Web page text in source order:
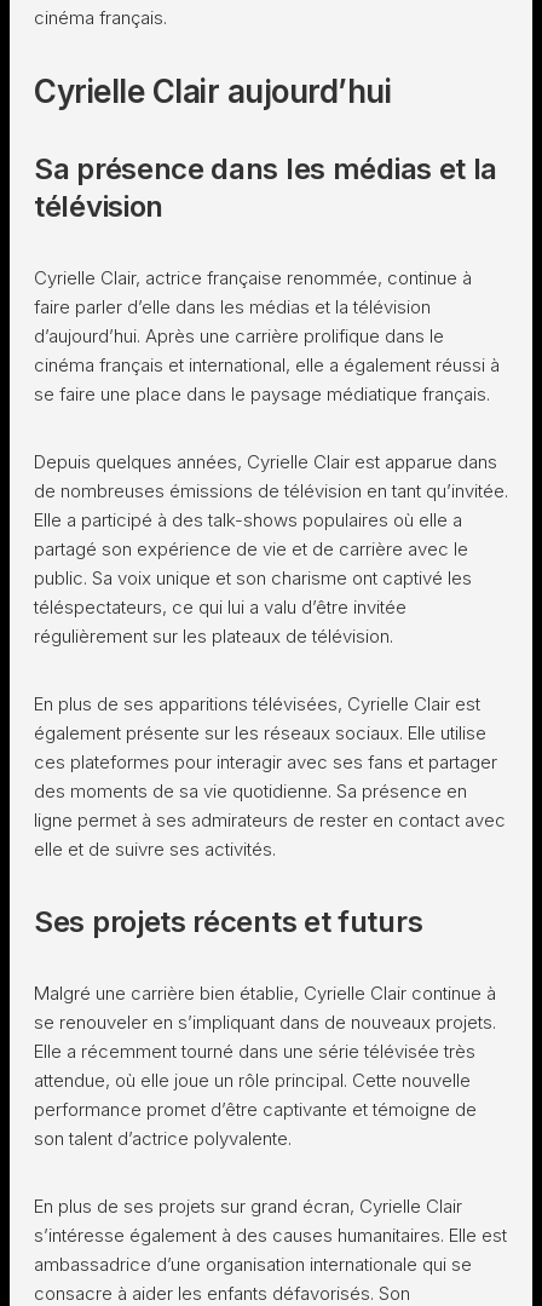
cinéma français.
Cyrielle Clair aujourd’hui
Sa présence dans les médias et la
télévision
Cyrielle Clair, actrice française renommée, continue à
faire parler d’elle dans les médias et la télévision
d’aujourd’hui. Après une carrière prolifique dans le
cinéma français et international, elle a également réussi à
se faire une place dans le paysage médiatique français.
Depuis quelques années, Cyrielle Clair est apparue dans
de nombreuses émissions de télévision en tant qu’invitée.
Elle a participé à des talk-shows populaires où elle a
partagé son expérience de vie et de carrière avec le
public. Sa voix unique et son charisme ont captivé les
téléspectateurs, ce qui lui a valu d’être invitée
régulièrement sur les plateaux de télévision.
En plus de ses apparitions télévisées, Cyrielle Clair est
également présente sur les réseaux sociaux. Elle utilise
ces plateformes pour interagir avec ses fans et partager
des moments de sa vie quotidienne. Sa présence en
ligne permet à ses admirateurs de rester en contact avec
elle et de suivre ses activités.
Ses projets récents et futurs
Malgré une carrière bien établie, Cyrielle Clair continue à
se renouveler en s’impliquant dans de nouveaux projets.
Elle a récemment tourné dans une série télévisée très
attendue, où elle joue un rôle principal. Cette nouvelle
performance promet d’être captivante et témoigne de
son talent d’actrice polyvalente.
En plus de ses projets sur grand écran, Cyrielle Clair
s’intéresse également à des causes humanitaires. Elle est
ambassadrice d’une organisation internationale qui se
consacre à aider les enfants défavorisés. Son